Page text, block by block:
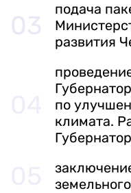
подача
развития
по
климата.